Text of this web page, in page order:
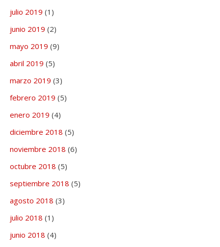
julio 2019 (1)
junio 2019 (2)
mayo 2019 (9)
abril 2019 (5)
marzo 2019 (3)
febrero 2019 (5)
enero 2019 (4)
diciembre 2018 (5)
noviembre 2018 (6)
octubre 2018 (5)
septiembre 2018 (5)
agosto 2018 (3)
julio 2018 (1)
junio 2018 (4)